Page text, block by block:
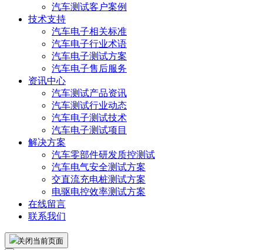
汽车测试客户案例
技术支持
汽车电子相关标准
汽车电子行业术语
汽车电子测试方案
汽车电子售后服务
资讯中心
汽车测试产品资讯
汽车测试行业动态
汽车电子测试技术
汽车电子测试项目
解决方案
汽车零部件研发质控测试
汽车电气安全测试方案
交直流充电桩测试方案
电驱电控效率测试方案
在线留言
联系我们
关闭当前页面